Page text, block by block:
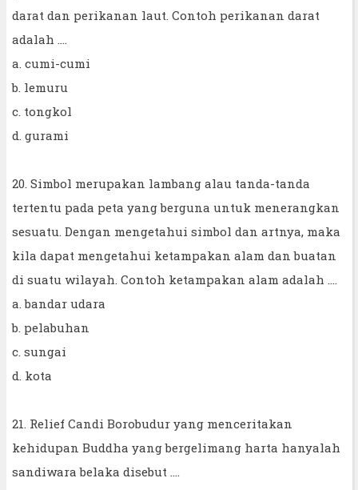
darat dan perikanan laut. Contoh perikanan darat
adalah ....
a. cumi-cumi
b. lemuru
c. tongkol
d. gurami
20. Simbol merupakan lambang alau tanda-tanda
tertentu pada peta yang berguna untuk menerangkan
sesuatu. Dengan mengetahui simbol dan artnya, maka
kila dapat mengetahui ketampakan alam dan buatan
di suatu wilayah. Contoh ketampakan alam adalah ....
a. bandar udara
b. pelabuhan
c. sungai
d. kota
21. Relief Candi Borobudur yang menceritakan
kehidupan Buddha yang bergelimang harta hanyalah
sandiwara belaka disebut ....